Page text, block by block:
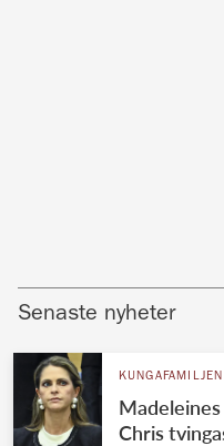
Senaste nyheter
KUNGAFAMILJEN
Chris